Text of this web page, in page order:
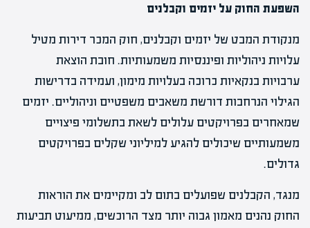
השפעת החוק על יזמים וקבלנים
מנקודת המבט של יזמים וקבלנים, חוק המכר דירות מטיל
עלויות ניהוליות ופיננסיות משמעותיות. חובת הוצאת
ערבויות בנקאיות כרוכה בעלויות מימון, ועמידה בדרישות
הגילוי הנרחבות דורשת משאבים משפטיים וניהוליים. יזמים
שמאחרים בפרויקטים עלולים לשאת בתשלומי פיצויים
משמעותיים שיכולים להגיע למיליוני שקלים בפרויקטים
גדולים.
מנגד, הקבלנים שפועלים בתום לב ומקיימים את הוראות
החוק נהנים מאמון גבוה יותר מצד הרוכשים, ממיעוט תביעות